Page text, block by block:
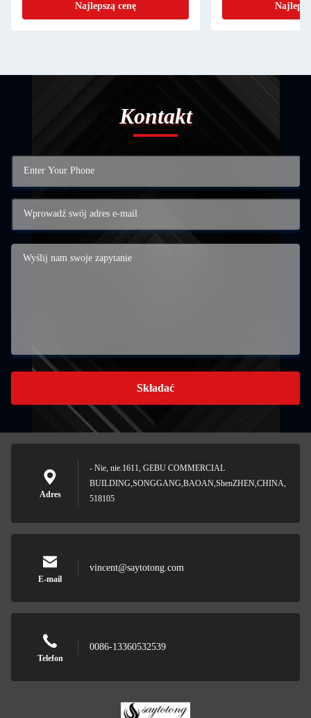
Najlepszą cenę
Najlepszą cenę
Kontakt
Składać
Adres
- Nie, nie.1611, GEBU COMMERCIAL
BUILDING,SONGGANG,BAOAN,ShenZHEN,CHINA,
518105
E-mail
vincent@saytotong.com
Telefon
0086-13360532539